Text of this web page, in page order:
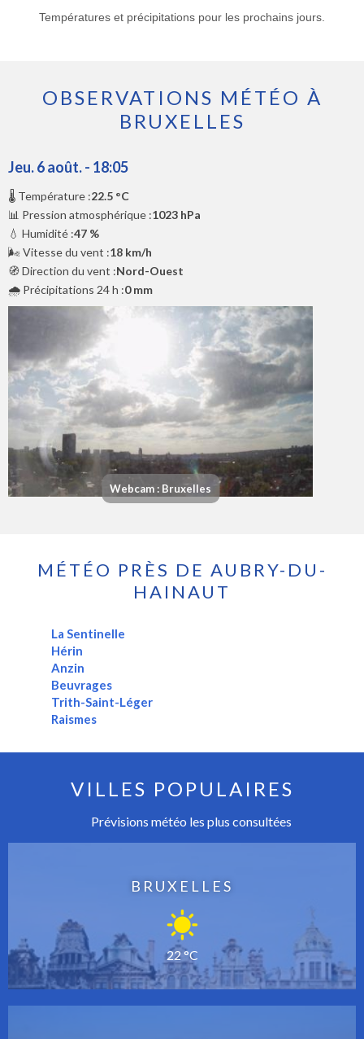
Températures et précipitations pour les prochains jours.
OBSERVATIONS MÉTÉO À
BRUXELLES
Jeu. 6 août. - 18:05
🌡️ Température :22.5 °C
📊 Pression atmosphérique :1023 hPa
💧 Humidité :47 %
🌬️ Vitesse du vent :18 km/h
🧭 Direction du vent :Nord-Ouest
🌧️ Précipitations 24 h :0 mm
Webcam : Bruxelles
MÉTÉO PRÈS DE AUBRY-DU-
HAINAUT
La Sentinelle
Hérin
Anzin
Beuvrages
Trith-Saint-Léger
Raismes
VILLES POPULAIRES
Prévisions météo les plus consultées
BRUXELLES
22 °C